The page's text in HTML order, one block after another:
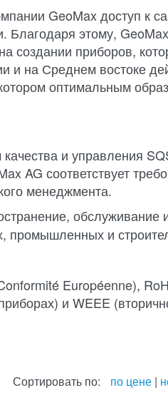
GeoMax доступ к
Благодаря этому,
создании приборов,
и на Среднем востоке
оптимальным
и управления
AG соответствует
менеджмента.
промышленных и
Européenne),
и WEEE
Сортировать по: по цене |